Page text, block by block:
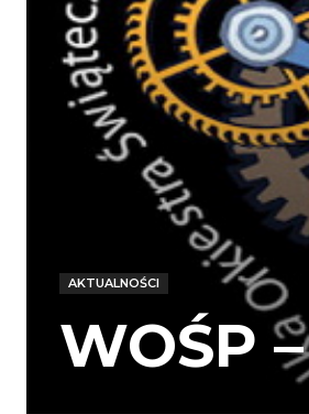
AKTUALNOŚCI
WOŚP